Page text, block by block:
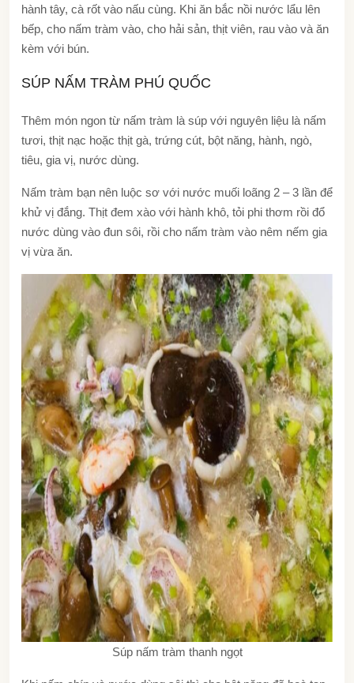
hành tây, cà rốt vào nấu cùng. Khi ăn bắc nồi nước lẩu lên
bếp, cho nấm tràm vào, cho hải sản, thịt viên, rau vào và ăn
kèm với bún.
SÚP NẤM TRÀM PHÚ QUỐC
Thêm món ngon từ nấm tràm là súp với nguyên liệu là nấm
tươi, thịt nạc hoặc thịt gà, trứng cút, bột năng, hành, ngò,
tiêu, gia vị, nước dùng.
Nấm tràm bạn nên luộc sơ với nước muối loãng 2 – 3 lần để
khử vị đắng. Thịt đem xào với hành khô, tỏi phi thơm rồi đổ
nước dùng vào đun sôi, rồi cho nấm tràm vào nêm nếm gia
vị vừa ăn.
Súp nấm tràm thanh ngọt